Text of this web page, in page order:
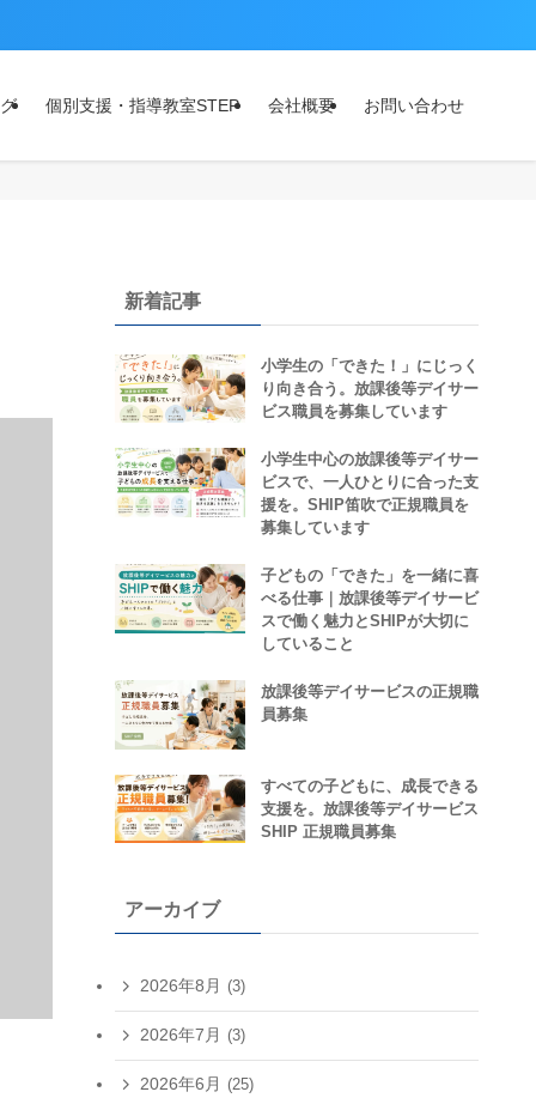
個別支援・指導教室STEP 会社概要 お問い合わせ
新着記事
小学生の「できた！」にじっく
り向き合う。放課後等デイサー
ビス職員を募集しています
小学生中心の放課後等デイサー
ビスで、一人ひとりに合った支
援を。SHIP笛吹で正規職員を
募集しています
子どもの「できた」を一緒に喜
べる仕事｜放課後等デイサービ
スで働く魅力とSHIPが大切に
していること
放課後等デイサービスの正規職
員募集
すべての子どもに、成長できる
支援を。放課後等デイサービス
SHIP 正規職員募集
アーカイブ
2026年8月 (3)
2026年7月 (3)
2026年6月 (25)